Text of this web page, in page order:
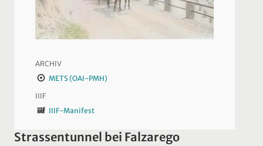
ARCHIV
METS (OAI-PMH)
IIIF
IIIF-Manifest
Strassentunnel bei Falzarego